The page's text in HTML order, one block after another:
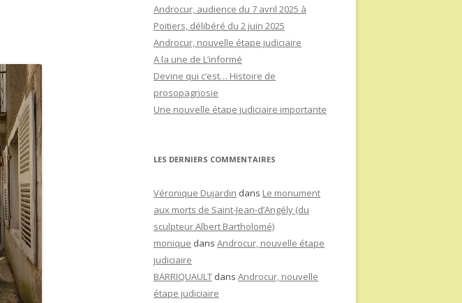
Androcur, audience du 7 avril 2025 à
Poitiers, délibéré du 2 juin 2025
Androcur, nouvelle étape judiciaire
A la une de L’informé
Devine qui c’est… Histoire de
prosopagnosie
Une nouvelle étape judiciaire importante
LES DERNIERS COMMENTAIRES
Véronique Dujardin dans Le monument
aux morts de Saint-Jean-d’Angély (du
sculpteur Albert Bartholomé)
monique dans Androcur, nouvelle étape
judiciaire
BARRIQUAULT dans Androcur, nouvelle
étape judiciaire